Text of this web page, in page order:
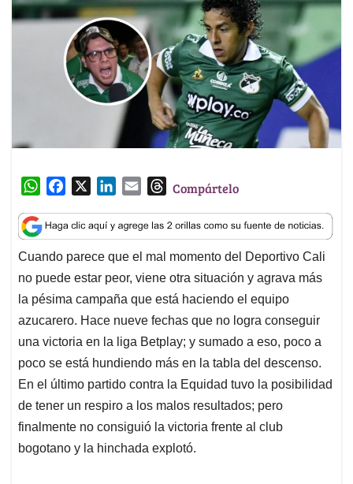
W
a
t
s
A
p
p
c
e
b
o
o
k
n
k
e
d
I
n
a
i
l
T
r
e
a
d
s
Compártelo
Cuando parece que el mal momento del Deportivo Cali
no puede estar peor, viene otra situación y agrava más
la pésima campaña que está haciendo el equipo
azucarero. Hace nueve fechas que no logra conseguir
una victoria en la liga Betplay; y sumado a eso, poco a
poco se está hundiendo más en la tabla del descenso.
En el último partido contra la Equidad tuvo la posibilidad
de tener un respiro a los malos resultados; pero
finalmente no consiguió la victoria frente al club
bogotano y la hinchada explotó.